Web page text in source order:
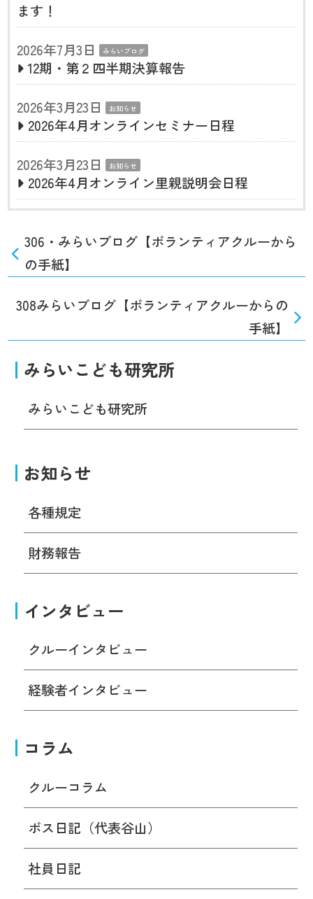
ます！
2026年7月3日
みらいブログ
12期・第２四半期決算報告
2026年3月23日
お知らせ
2026年4月オンラインセミナー日程
2026年3月23日
お知らせ
2026年4月オンライン里親説明会日程
306・みらいブログ【ボランティアクルーから
の手紙】
308みらいブログ【ボランティアクルーからの
手紙】
みらいこども研究所
みらいこども研究所
お知らせ
各種規定
財務報告
インタビュー
クルーインタビュー
経験者インタビュー
コラム
クルーコラム
ボス日記（代表谷山）
社員日記